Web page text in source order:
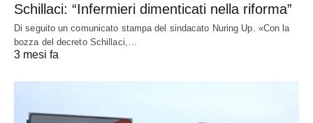
Schillaci: “Infermieri dimenticati nella riforma”
Di seguito un comunicato stampa del sindacato Nuring Up. «Con la
bozza del decreto Schillaci,…
3 mesi fa